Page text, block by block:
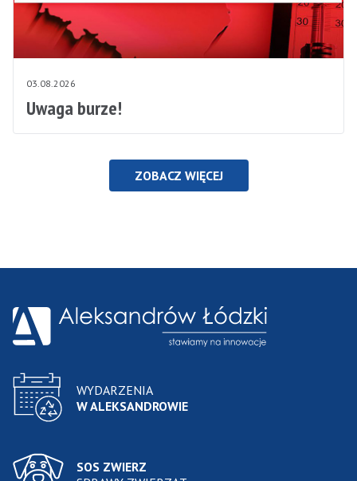
03.08.2026
Uwaga burze!
ZOBACZ WIĘCEJ
WYDARZENIA
W ALEKSANDROWIE
SOS ZWIERZ